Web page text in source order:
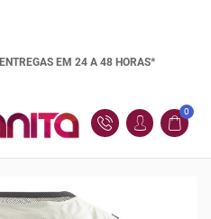
ENTREGAS EM 24 A 48 HORAS*
0